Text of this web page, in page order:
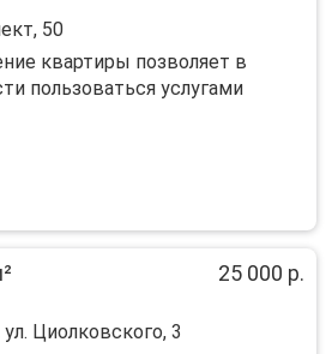
50
квартиры позволяет в
пользоваться услугами
25 000 р.
Циолковского, 3